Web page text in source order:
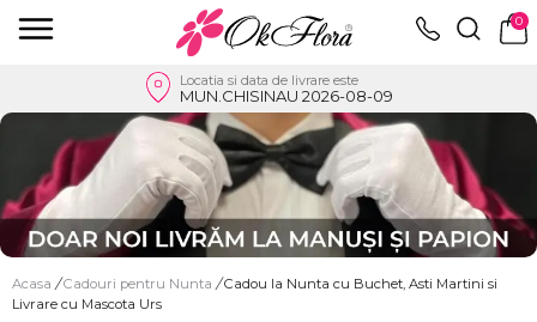
0
Locatia si data de livrare este
MUN.CHISINAU 2026-08-09
Acasa / Cadouri pentru Nunta / Cadou la Nunta cu Buchet, Asti Martini si
Livrare cu Mascota Urs